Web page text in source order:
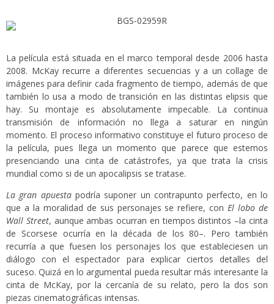
La película está situada en el marco temporal desde 2006 hasta
2008. McKay recurre a diferentes secuencias y a un collage de
imágenes para definir cada fragmento de tiempo, además de que
también lo usa a modo de transición en las distintas elipsis que
hay. Su montaje es absolutamente impecable. La continua
transmisión de información no llega a saturar en ningún
momento. El proceso informativo constituye el futuro proceso de
la película, pues llega un momento que parece que estemos
presenciando una cinta de catástrofes, ya que trata la crisis
mundial como si de un apocalipsis se tratase.
La gran apuestapodría suponer un contrapunto perfecto, en lo
que a la moralidad de sus personajes se refiere, conEl lobo de
Wall Street, aunque ambas ocurran en tiempos distintos –la cinta
de Scorsese ocurría en la década de los 80–. Pero también
recurría a que fuesen los personajes los que estableciesen un
diálogo con el espectador para explicar ciertos detalles del
suceso. Quizá en lo argumental pueda resultar más interesante la
cinta de McKay, por la cercanía de su relato, pero la dos son
piezas cinematográficas intensas.